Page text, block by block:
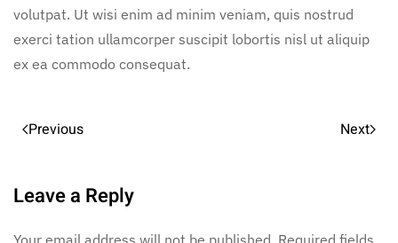
volutpat. Ut wisi enim ad minim veniam, quis nostrud
exerci tation ullamcorper suscipit lobortis nisl ut aliquip
ex ea commodo consequat.
Previous Next
Leave a Reply